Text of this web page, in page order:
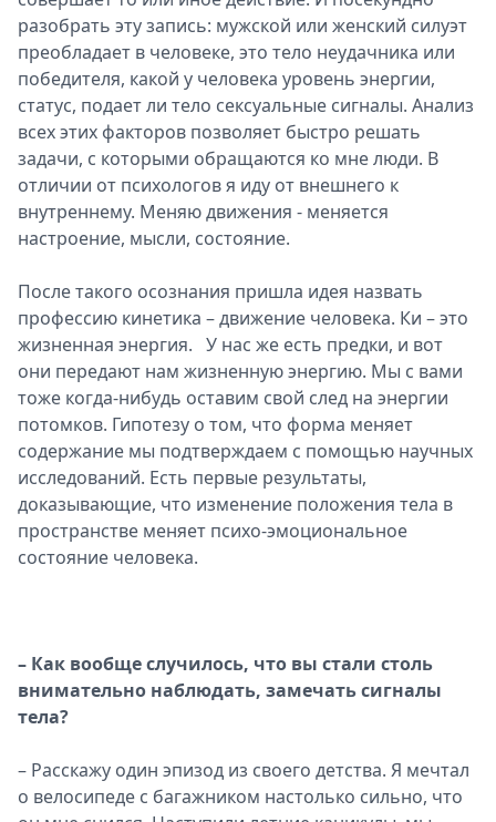
разобрать эту запись: мужской или женский силуэт
преобладает в человеке, это тело неудачника или
победителя, какой у человека уровень энергии,
статус, подает ли тело сексуальные сигналы. Анализ
всех этих факторов позволяет быстро решать
задачи, с которыми обращаются ко мне люди. В
отличии от психологов я иду от внешнего к
внутреннему. Меняю движения - меняется
настроение, мысли, состояние.
После такого осознания пришла идея назвать
профессию кинетика – движение человека. Ки – это
жизненная энергия. У нас же есть предки, и вот
они передают нам жизненную энергию. Мы с вами
тоже когда-нибудь оставим свой след на энергии
потомков. Гипотезу о том, что форма меняет
содержание мы подтверждаем с помощью научных
исследований. Есть первые результаты,
доказывающие, что изменение положения тела в
пространстве меняет психо-эмоциональное
состояние человека.
– Как вообще случилось, что вы стали столь
внимательно наблюдать, замечать сигналы
тела?
– Расскажу один эпизод из своего детства. Я мечтал
о велосипеде с багажником настолько сильно, что